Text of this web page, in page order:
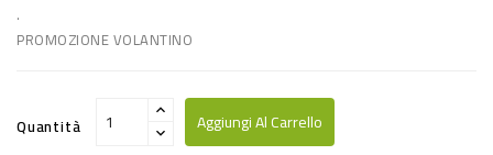
ALIMENTI
.
PROMOZIONE VOLANTINO
Quantità Aggiungi Al Carrello